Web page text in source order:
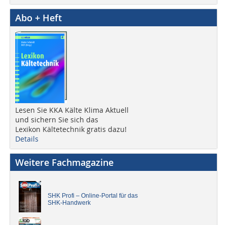
Abo + Heft
Lesen Sie KKA Kälte Klima Aktuell
und sichern Sie sich das
Lexikon Kältetechnik gratis dazu!
Details
Weitere Fachmagazine
SHK Profi – Online-Portal für das
SHK-Handwerk